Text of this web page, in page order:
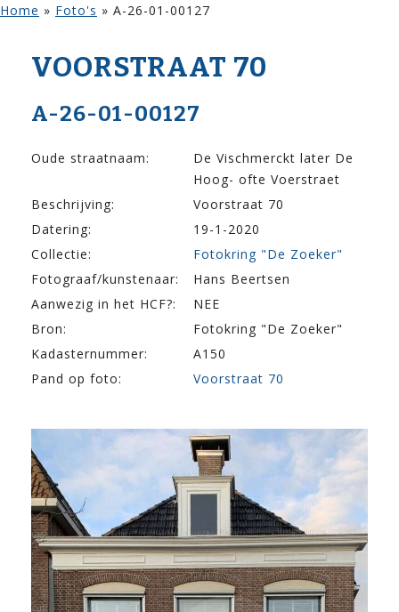
Home » Foto's » A-26-01-00127
VOOR­STRAAT 70
A-26-01-00127
Oude straatnaam:
De Vischmerckt later De
Hoog- ofte Voerstraet
Beschrijving:
Voorstraat 70
Datering:
19-1-2020
Collectie:
Fotokring "De Zoeker"
Fotograaf/kunstenaar:
Hans Beertsen
Aanwezig in het HCF?:
NEE
Bron:
Fotokring "De Zoeker"
Kadasternummer:
A150
Pand op foto:
Voorstraat 70